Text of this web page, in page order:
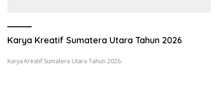
Karya Kreatif Sumatera Utara Tahun 2026
Karya Kreatif Sumatera Utara Tahun 2026.